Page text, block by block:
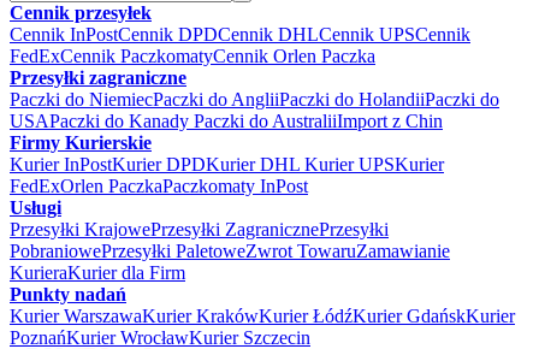
Cennik przesyłek
Cennik InPostCennik DPDCennik DHLCennik UPSCennik
FedExCennik PaczkomatyCennik Orlen Paczka
Przesyłki zagraniczne
Paczki do NiemiecPaczki do AngliiPaczki do HolandiiPaczki do
USAPaczki do Kanady Paczki do AustraliiImport z Chin
Firmy Kurierskie
Kurier InPostKurier DPDKurier DHL Kurier UPSKurier
FedExOrlen PaczkaPaczkomaty InPost
Usługi
Przesyłki KrajowePrzesyłki ZagranicznePrzesyłki
PobraniowePrzesyłki PaletoweZwrot TowaruZamawianie
KurieraKurier dla Firm
Punkty nadań
Kurier WarszawaKurier KrakówKurier ŁódźKurier GdańskKurier
PoznańKurier WrocławKurier Szczecin